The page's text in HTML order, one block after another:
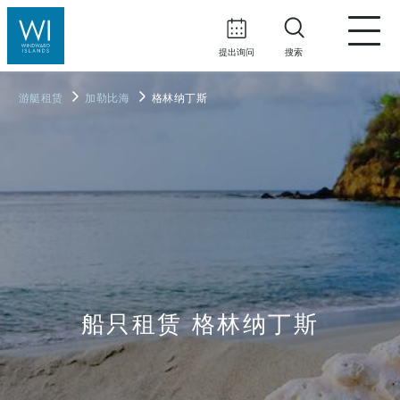
提出询问 搜索
游艇租赁 加勒比海 格林纳丁斯
船只租赁 格林纳丁斯